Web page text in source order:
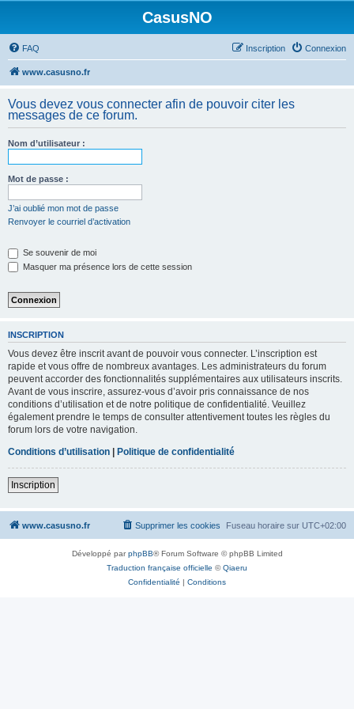
CasusNO
FAQ Connexion
Inscription
www.casusno.fr
Vous devez vous connecter afin de pouvoir citer les
messages de ce forum.
Nom d’utilisateur :
Mot de passe :
J’ai oublié mon mot de passe
Renvoyer le courriel d’activation
Se souvenir de moi
Masquer ma présence lors de cette session
INSCRIPTION
Vous devez être inscrit avant de pouvoir vous connecter. L’inscription est
rapide et vous offre de nombreux avantages. Les administrateurs du forum
peuvent accorder des fonctionnalités supplémentaires aux utilisateurs inscrits.
Avant de vous inscrire, assurez-vous d’avoir pris connaissance de nos
conditions d’utilisation et de notre politique de confidentialité. Veuillez
également prendre le temps de consulter attentivement toutes les règles du
forum lors de votre navigation.
Conditions d’utilisation | Politique de confidentialité
Inscription
www.casusno.fr Fuseau horaire sur UTC+02:00
Supprimer les cookies
Développé parphpBB® Forum Software © phpBB Limited
Traduction française officielle ©Qiaeru
Confidentialité | Conditions